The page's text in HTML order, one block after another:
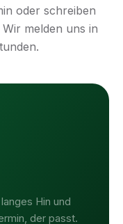
oder schreiben
melden uns in
Hin und
der passt.